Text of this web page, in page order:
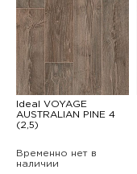
Ideal VOYAGE
AUSTRALIAN PINE 4
(2,5)
Временно нет в
наличии